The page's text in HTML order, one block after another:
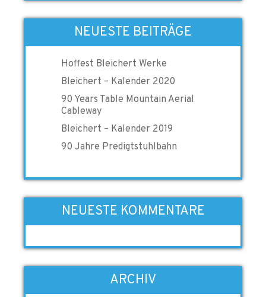
NEUESTE BEITRÄGE
Hoffest Bleichert Werke
Bleichert – Kalender 2020
90 Years Table Mountain Aerial
Cableway
Bleichert – Kalender 2019
90 Jahre Predigtstuhlbahn
NEUESTE KOMMENTARE
ARCHIV